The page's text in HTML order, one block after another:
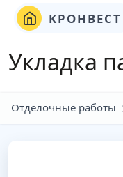
КРОНВЕСТ
Укладка
Отделочные работы